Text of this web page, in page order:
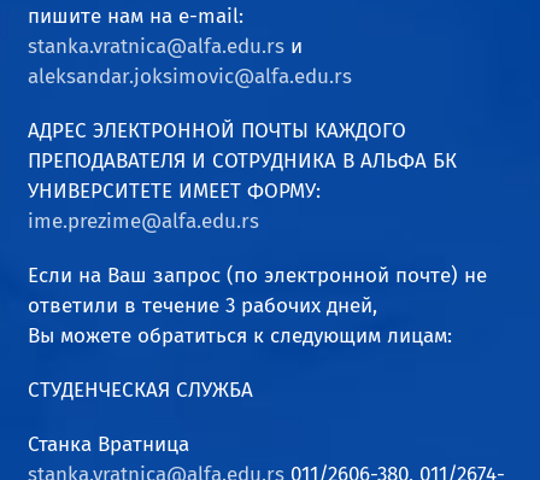
пишите нам на e-mail:
stanka.vratnica@alfa.edu.rs и
aleksandar.joksimovic@alfa.edu.rs
АДРЕС ЭЛЕКТРОННОЙ ПОЧТЫ КАЖДОГО
ПРЕПОДАВАТЕЛЯ И СОТРУДНИКА В АЛЬФА БК
УНИВЕРСИТЕТЕ ИМЕЕТ ФОРМУ:
ime.prezime@alfa.edu.rs
Если на Ваш запрос (по электронной почте) не
ответили в течение 3 рабочих дней,
Вы можете обратиться к следующим лицам:
СТУДЕНЧЕСКАЯ СЛУЖБА
Станка Вратница
stanka.vratnica@alfa.edu.rs 011/2606-380, 011/2674-